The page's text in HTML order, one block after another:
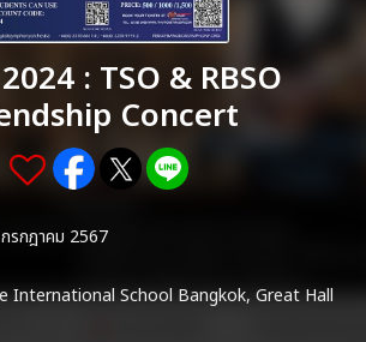
: TSO & RBSO
Concert
รกฎาคม 2567
International School Bangkok, Great Hall